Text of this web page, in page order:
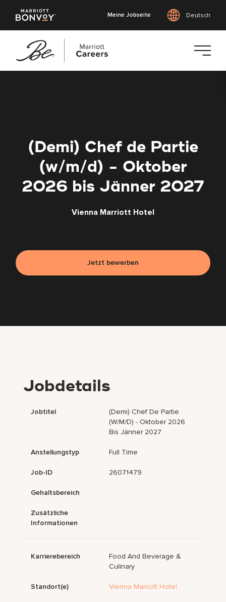
Meine Jobseite Deutsch
(Demi) Chef de Partie
(w/m/d) - Oktober
2026 bis Jänner 2027
Vienna Marriott Hotel
Jetzt bewerben
Jobdetails
Jobtitel
(Demi) Chef De Partie
(w/m/d) - Oktober 2026
Bis Jänner 2027
Anstellungstyp Full Time
Job-ID 26071479
Gehaltsbereich
Zusätzliche
Informationen
Karrierebereich
Food And Beverage &
Culinary
Standort(e) Vienna Marriott Hotel